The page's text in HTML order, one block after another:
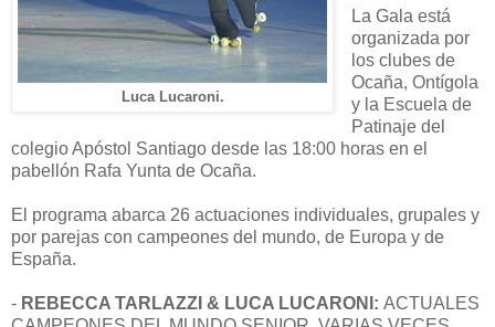
Luca Lucaroni.
La Gala está
organizada por
los clubes de
Ocaña, Ontígola
y la Escuela de
Patinaje del
colegio Apóstol Santiago desde las 18:00 horas en el
pabellón Rafa Yunta de Ocaña.
El programa abarca 26 actuaciones individuales, grupales y
por parejas con campeones del mundo, de Europa y de
España.
- REBECCA TARLAZZI & LUCA LUCARONI: ACTUALES